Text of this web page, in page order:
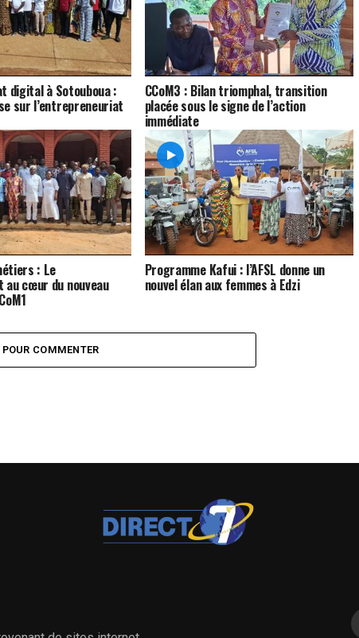
digital à Sotouboua :
sur l’entrepreneuriat
CCoM3 : Bilan triomphal, transition
placée sous le signe de l’action
immédiate
: Le
au cœur du nouveau
Programme Kafui : l’AFSL donne un
nouvel élan aux femmes à Edzi
COMMENTER